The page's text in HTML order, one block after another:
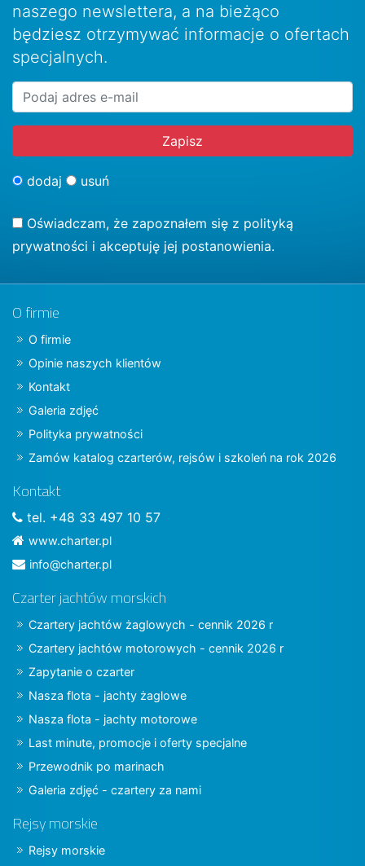
naszego newslettera, a na bieżąco
będziesz otrzymywać informacje o ofertach
specjalnych.
dodaj usuń
Oświadczam, że zapoznałem się z polityką
prywatności i akceptuję jej postanowienia.
O firmie
O firmie
Opinie naszych klientów
Kontakt
Galeria zdjęć
Polityka prywatności
Zamów katalog czarterów, rejsów i szkoleń na rok 2026
Kontakt
tel. +48 33 497 10 57
www.charter.pl
info@charter.pl
Czarter jachtów morskich
Czartery jachtów żaglowych - cennik 2026 r
Czartery jachtów motorowych - cennik 2026 r
Zapytanie o czarter
Nasza flota - jachty żaglowe
Nasza flota - jachty motorowe
Last minute, promocje i oferty specjalne
Przewodnik po marinach
Galeria zdjęć - czartery za nami
Rejsy morskie
Rejsy morskie